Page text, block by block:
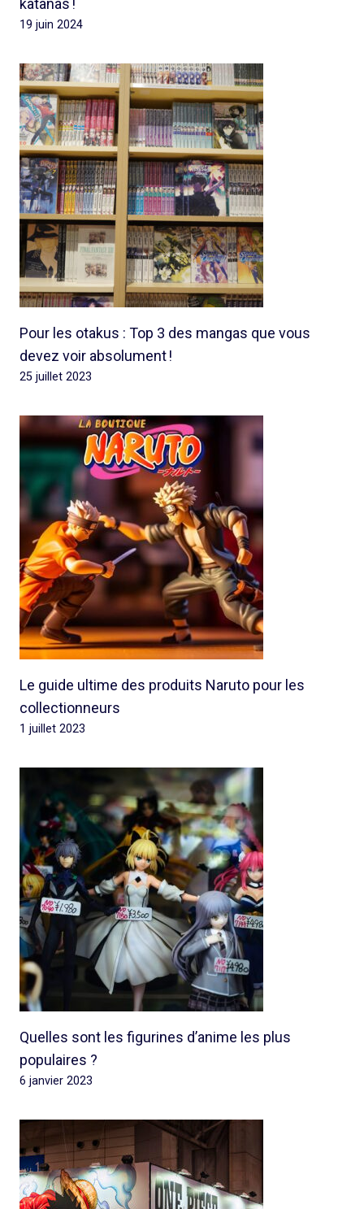
katanas !
19 juin 2024
Pour les otakus : Top 3 des mangas que vous
devez voir absolument !
25 juillet 2023
Le guide ultime des produits Naruto pour les
collectionneurs
1 juillet 2023
Quelles sont les figurines d’anime les plus
populaires ?
6 janvier 2023